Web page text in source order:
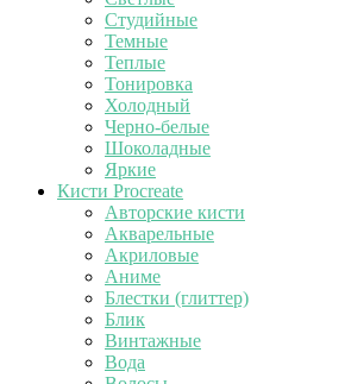
Студийные
Темные
Теплые
Тонировка
Холодный
Черно-белые
Шоколадные
Яркие
Кисти Procreate
Авторские кисти
Акварельные
Акриловые
Аниме
Блестки (глиттер)
Блик
Винтажные
Вода